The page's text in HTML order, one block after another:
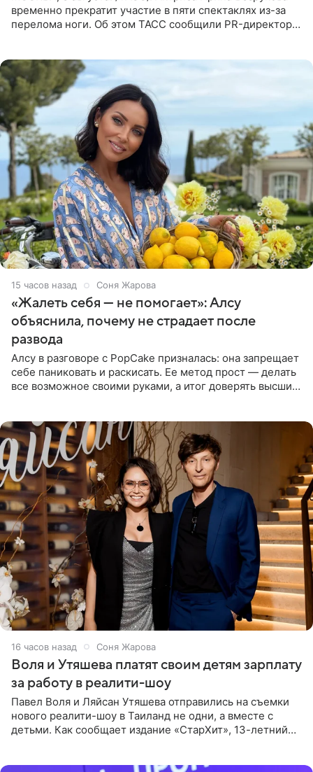
временно прекратит участие в пяти спектаклях из-за
перелома ноги. Об этом ТАСС сообщили PR-директор
15 часов назад Соня Жарова
«Жалеть себя — не помогает»: Алсу
объяснила, почему не страдает после
развода
Алсу в разговоре с PopCake призналась: она запрещает
себе паниковать и раскисать. Ее метод прост — делать
все возможное своими руками, а итог доверять высшим
16 часов назад Соня Жарова
Воля и Утяшева платят своим детям зарплату
за работу в реалити-шоу
Павел Воля и Ляйсан Утяшева отправились на съемки
нового реалити-шоу в Таиланд не одни, а вместе с
детьми. Как сообщает издание «СтарХит», 13-летний